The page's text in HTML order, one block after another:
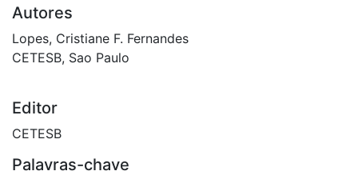
Autores
Lopes, Cristiane F. Fernandes
CETESB, Sao Paulo
Editor
CETESB
Palavras-chave